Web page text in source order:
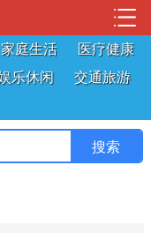
家庭生活
医疗健康
乐休闲
交通旅游